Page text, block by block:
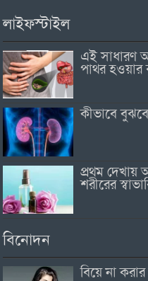
লাইফস্টাইল
এই সাধারণ
পাথর হওয়ার
কীভাবে
প্রথম দেখায়
শরীরের
বিনোদন
বিয়ে না